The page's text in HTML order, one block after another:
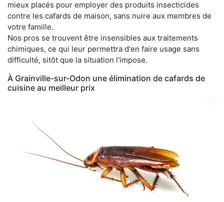
mieux placés pour employer des produits insecticides
contre les cafards de maison, sans nuire aux membres de
votre famille.
Nos pros se trouvent être insensibles aux traitements
chimiques, ce qui leur permettra d'en faire usage sans
difficulté, sitôt que la situation l'impose.
À Grainville-sur-Odon une élimination de cafards de
cuisine au meilleur prix